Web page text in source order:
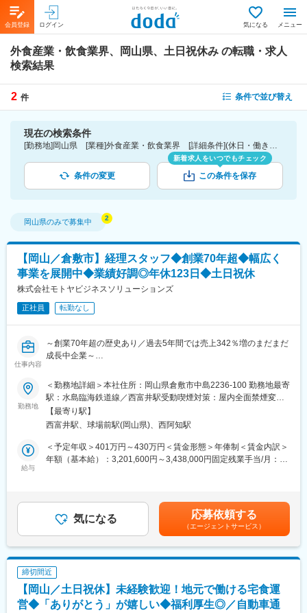
会員登録 ログイン 気になる メニュー
外食産業・飲食業界、岡山県、土日祝休み の転職・求人
検索結果
2 件 条件で並び替え
現在の検索条件
[勤務地]岡山県 [業種]外食産業・飲食業界 [詳細条件](休日・働き方)土日祝休み
条件の変更
新着求人をいつでもチェック
この条件を保存
岡山県のみで募集中
【岡山／倉敷市】経理スタッフ◆創業70年超◆幅広く
事業を展開中◆業績好調◎年休123日◆土日祝休
株式会社モトヤビジネスソリューションズ
正社員 転勤なし
仕事内容
～創業70年超の歴史あり／過去5年間では売上342％増のまだまだ
成長中企業～
■概要：
急速な事業拡大に伴い、経理部門の強化を図るため、当グループ
の経理担当を募集します。事業拡大とM&Aで成長を続けるグルー
プ全体の経理を担う仕事です。
■業務内容：
・当社グループ（16社）の経理業務全般をお任せします。
り、業務フローの標準化、効率化に積極的に取り組んでいます。
・M&Aや新規事業も活発で、新たなことにチャレンジしたい方に
・月次、年次決算（会計システムへの入力・取込、支払など）
・経営幹部への報告資料の作成
・予算策定と分析（年間予算の策定補助と実績との比較等）
・社内各部門との連携によるデータ収集、確認
勤務地
＜勤務地詳細＞本社住所：岡山県倉敷市中島2236-100 勤務地最寄
駅：水島臨海鉄道線／西富井駅受動喫煙対策：屋内全面禁煙変更
の範囲：会社の定める事業所
【最寄り駅】
西富井駅、球場前駅(岡山県)、西阿知駅
給与
＜予定年収＞401万円～430万円＜賃金形態＞年俸制＜賃金内訳＞
年額（基本給）：3,201,600円～3,438,000円固定残業手当/月：
補足＞【業績賞与】7月、9月、12月に支給（合わせて約3.5ヵ月
分程度／会社業績や個人評価によって変動）【昇給・昇格】年1回
（6月）【その他手当】通勤手当（会社規定に基づき、別途計算の
上支給）、家族手当、紹介手当賃金はあくまでも目安の金額であ
り、選考を通じて上下する可能性があります。月給(月額)は固定手
当を含めた表記です。
気になる 応募依頼する
（エージェントサービス）
締切間近
【岡山／土日祝休】未経験歓迎！地元で働ける宅食運
営◆「ありがとう」が嬉しい◆福利厚生◎／自動車通